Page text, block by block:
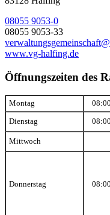
08055 9053-0
08055 9053-33
www.vg-halfing.de
Öffnungszeiten des
Montag
Dienstag
Mittwoch
Donnerstag